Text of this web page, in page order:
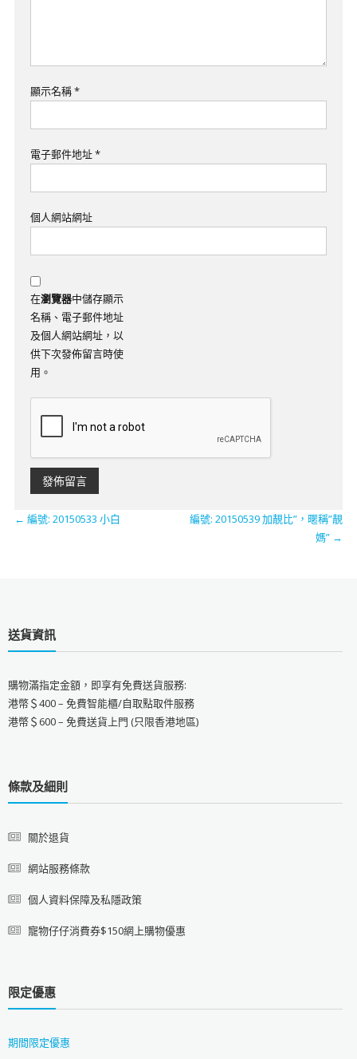
顯示名稱*
電子郵件地址*
個人網站網址
在瀏覽器中儲存顯示
名稱、電子郵件地址
及個人網站網址，以
供下次發佈留言時使
用。
← 編號: 20150533 小白
編號: 20150539 加靚比”，暱稱”靚
媽” →
送貨資訊
購物滿指定金額，即享有免費送貨服務:
港幣＄400 – 免費智能櫃/自取點取件服務
港幣＄600 – 免費送貨上門 (只限香港地區)
條款及細則
關於退貨
網站服務條款
個人資料保障及私隱政策
寵物仔仔消費券$150網上購物優惠
限定優惠
期間限定優惠